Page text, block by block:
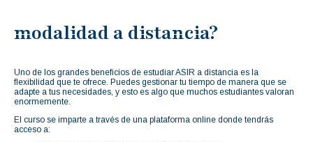
modalidad a distancia?
Uno de los grandes beneficios de estudiar ASIR a distancia es la
flexibilidad que te ofrece. Puedes gestionar tu tiempo de manera que se
adapte a tus necesidades, y esto es algo que muchos estudiantes valoran
enormemente.
El curso se imparte a través de una plataforma online donde tendrás
acceso a: